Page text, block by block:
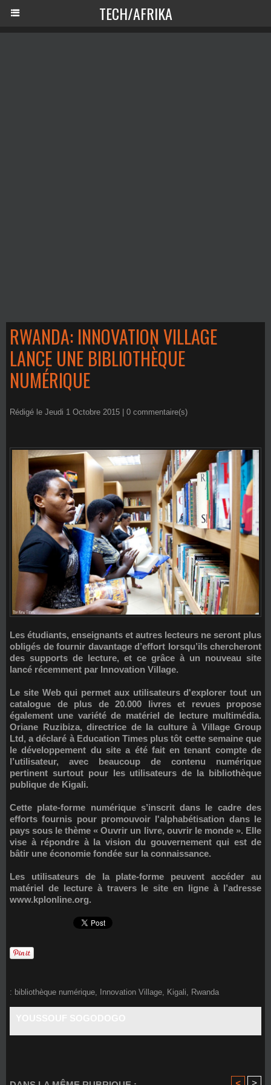
TECH/AFRIKA
RWANDA: INNOVATION VILLAGE
LANCE UNE BIBLIOTHÈQUE
NUMÉRIQUE
Rédigé le Jeudi 1 Octobre 2015 | 0 commentaire(s)
Les étudiants, enseignants et autres lecteurs ne seront plus
obligés de fournir davantage d’effort lorsqu’ils chercheront
des supports de lecture, et ce grâce à un nouveau site
lancé récemment par Innovation Village.
Le site Web qui permet aux utilisateurs d'explorer tout un
catalogue de plus de 20.000 livres et revues propose
également une variété de matériel de lecture multimédia.
Oriane Ruzibiza, directrice de la culture à Village Group
Ltd, a déclaré à Education Times plus tôt cette semaine que
le développement du site a été fait en tenant compte de
l’utilisateur, avec beaucoup de contenu numérique
pertinent surtout pour les utilisateurs de la bibliothèque
publique de Kigali.
Cette plate-forme numérique s’inscrit dans le cadre des
efforts fournis pour promouvoir l'alphabétisation dans le
pays sous le thème « Ouvrir un livre, ouvrir le monde ». Elle
vise à répondre à la vision du gouvernement qui est de
bâtir une économie fondée sur la connaissance.
Les utilisateurs de la plate-forme peuvent accéder au
matériel de lecture à travers le site en ligne à l’adresse
www.kplonline.org.
: bibliothèque numérique, Innovation Village, Kigali, Rwanda